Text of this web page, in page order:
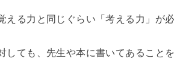
える力と同じぐらい「考える力」が必
しても、先生や本に書いてあること